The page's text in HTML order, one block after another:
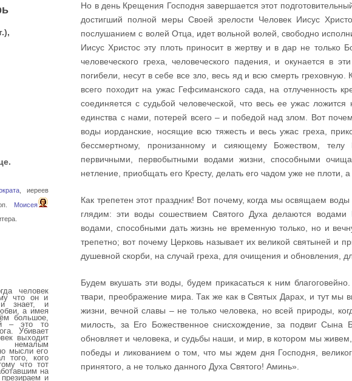
Но в день Крещения Господня завершается этот
достигший полной меры Своей зрелости Человек Иисус
послушанием с волей Отца, идет вольной волей, свободно
Иисус Христос эту плоть приносит в жертву и в дар не только
человеческого греха, человеческого падения, и окунается в
погибели, несут в себе все зло, весь яд и всю смерть
всего походит на ужас Гефсиманского сада, на отлученность
соединяется с судьбой человеческой, что весь ее ужас
единства с нами, потерей всего – и победой над злом. Вот
воды иорданские, носящие всю тяжесть и весь ужас греха,
бессмертному, пронизанному и сияющему Божеством,
первичными, первобытными водами жизни, способными
нетление, приобщать его Кресту, делать его чадом уже не плоти,
Как трепетен этот праздник! Вот почему, когда мы освящаем
глядим: эти воды сошествием Святого Духа делаются
водами, способными дать жизнь не временную только, но и
трепетно; вот почему Церковь называет их великой святыней и
душевной скорби, на случай греха, для очищения и обновления,
Будем вкушать эти воды, будем прикасаться к ним
твари, преображение мира. Так же как в Святых Дарах, и тут мы
жизни, вечной славы – не только человека, но всей природы,
милость, за Его Божественное снисхождение, за подвиг
обновляет и человека, и судьбы наши, и мир, в котором мы
победы и ликованием о том, что мы ждем дня Господня,
принятого, а не только данного Духа Святого! Аминь».
, иереев
Моисея
человек
что он и
и знает, и
а имея
большое,
– это то
Убивает
выходит
мысли его
того, кого
что тот
на
и